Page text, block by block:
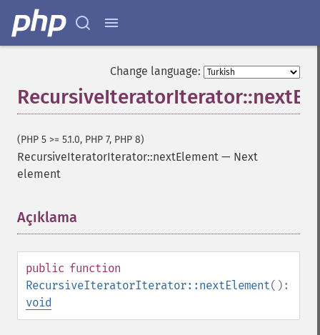
Change language:
(PHP 5 >= 5.1.0, PHP 7, PHP 8)
RecursiveIteratorIterator::nextElement — Next
element
Açıklama
public function
RecursiveIteratorIterator::nextElement():
void